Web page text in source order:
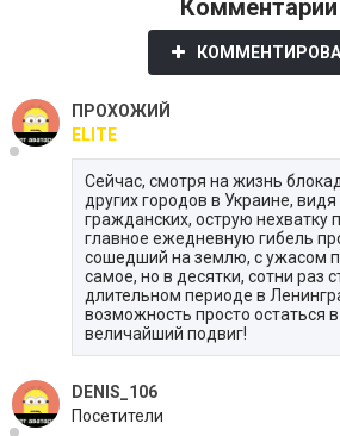
Комментарии
ПРОХОЖИЙ
ELITE
Сейчас, смотря на жизнь
других городов в Украине,
гражданских, острую нехватку
главное ежедневную гибель
сошедший на землю, с ужасом
самое, но в десятки, сотни раз
длительном периоде в
возможность просто остаться
величайший подвиг!
DENIS_106
Посетители